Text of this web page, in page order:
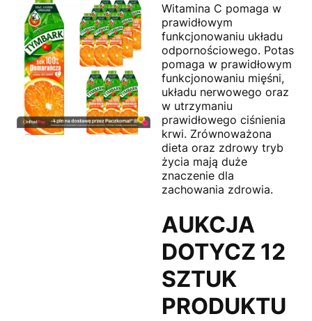
Witamina C pomaga w
prawidłowym
funkcjonowaniu układu
odpornościowego. Potas
pomaga w prawidłowym
funkcjonowaniu mięśni,
układu nerwowego oraz
w utrzymaniu
prawidłowego ciśnienia
krwi. Zrównoważona
dieta oraz zdrowy tryb
życia mają duże
znaczenie dla
zachowania zdrowia.
AUKCJA
DOTYCZ 12
SZTUK
PRODUKTU